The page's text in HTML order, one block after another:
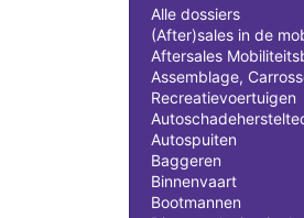
Alle dossiers
(After)sales in de
Aftersales
Assemblage,
Recreatievoertuigen
Autospuiten
Baggeren
Binnenvaart
Bootmannen